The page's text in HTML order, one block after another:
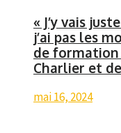
« J’y vais
j’ai pas les
de formation
Charlier et
mai 16, 2024